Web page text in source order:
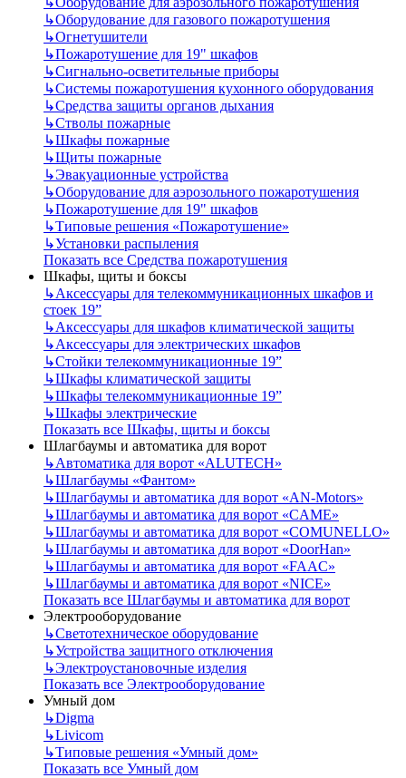
↳Оборудование для газового пожаротушения
↳Огнетушители
↳Пожаротушение для 19" шкафов
↳Сигнально-осветительные приборы
↳Системы пожаротушения кухонного оборудования
↳Средства защиты органов дыхания
↳Стволы пожарные
↳Шкафы пожарные
↳Щиты пожарные
↳Эвакуационные устройства
↳Оборудование для аэрозольного пожаротушения
↳Пожаротушение для 19" шкафов
↳Типовые решения «Пожаротушение»
↳Установки распыления
Показать все Средства пожаротушения
Шкафы, щиты и боксы
↳Аксессуары для телекоммуникационных шкафов и
стоек 19”
↳Аксессуары для шкафов климатической защиты
↳Аксессуары для электрических шкафов
↳Стойки телекоммуникационные 19”
↳Шкафы климатической защиты
↳Шкафы телекоммуникационные 19”
↳Шкафы электрические
Показать все Шкафы, щиты и боксы
Шлагбаумы и автоматика для ворот
↳Автоматика для ворот «ALUTECH»
↳Шлагбаумы «Фантом»
↳Шлагбаумы и автоматика для ворот «AN-Motors»
↳Шлагбаумы и автоматика для ворот «CAME»
↳Шлагбаумы и автоматика для ворот «COMUNELLO»
↳Шлагбаумы и автоматика для ворот «DoorHan»
↳Шлагбаумы и автоматика для ворот «FAAC»
↳Шлагбаумы и автоматика для ворот «NICE»
Показать все Шлагбаумы и автоматика для ворот
Электрооборудование
↳Светотехническое оборудование
↳Устройства защитного отключения
↳Электроустановочные изделия
Показать все Электрооборудование
Умный дом
↳Digma
↳Livicom
↳Типовые решения «Умный дом»
Показать все Умный дом